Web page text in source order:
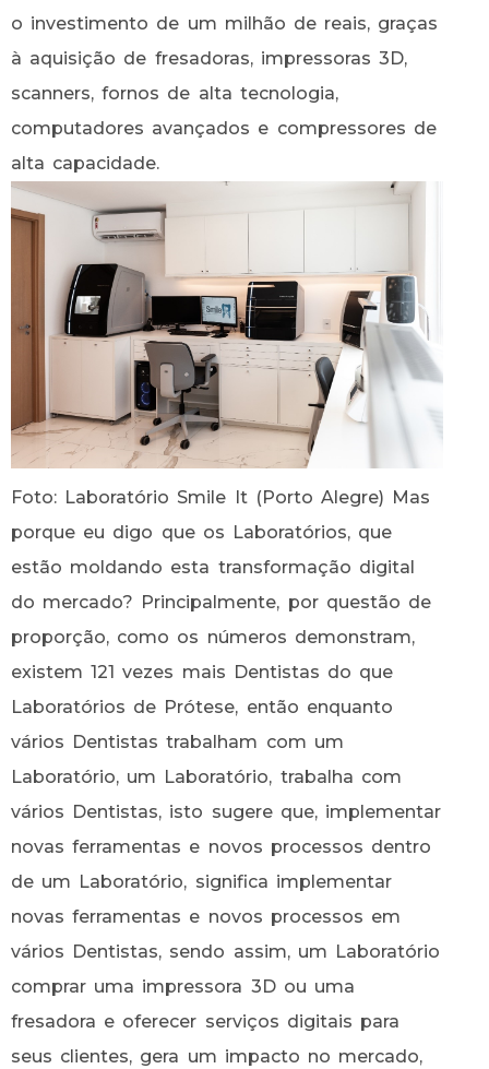
o investimento de um milhão de reais, graças
à aquisição de fresadoras, impressoras 3D,
scanners, fornos de alta tecnologia,
computadores avançados e compressores de
alta capacidade.
Foto: Laboratório Smile It (Porto Alegre) Mas
porque eu digo que os Laboratórios, que
estão moldando esta transformação digital
do mercado? Principalmente, por questão de
proporção, como os números demonstram,
existem 121 vezes mais Dentistas do que
Laboratórios de Prótese, então enquanto
vários Dentistas trabalham com um
Laboratório, um Laboratório, trabalha com
vários Dentistas, isto sugere que, implementar
novas ferramentas e novos processos dentro
de um Laboratório, significa implementar
novas ferramentas e novos processos em
vários Dentistas, sendo assim, um Laboratório
comprar uma impressora 3D ou uma
fresadora e oferecer serviços digitais para
seus clientes, gera um impacto no mercado,